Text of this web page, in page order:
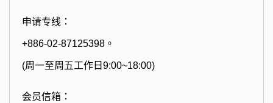
申请专线：
+886-02-87125398。
(周一至周五工作日9:00~18:00)
会员信箱：